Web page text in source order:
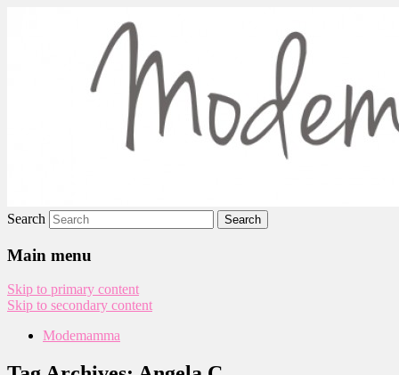
Modemamma
Search
Main menu
Skip to primary content
Skip to secondary content
Modemamma